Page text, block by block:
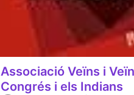
Associació Veïns i
Congrés i els Indians